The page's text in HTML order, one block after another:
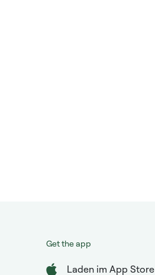
Get the app
Laden im App Store